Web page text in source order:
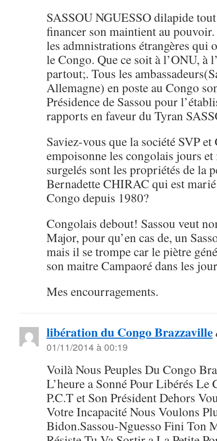
SASSOU NGUESSO dilapide
financer son maintient au
les admnistrations étrangères qui
le Congo. Que ce soit à l’ONU,
partout;. Tous les
Allemagne) en poste au Congo
Présidence de Sassou pour
rapports en faveur du Tyran
Saviez-vous que la société SVP
empoisonne les congolais jours
surgelés sont les propriétés de la
Bernadette CHIRAC qui est
Congo depuis 1980?
Congolais debout! Sassou veut
Major, pour qu’en cas de, un
mais il se trompe car le piètre
son maitre Campaoré dans les
Mes encourragements.
libération du Congo Brazzaville
01/11/2014 à 00:19
Voilà Nous Peuples Du Congo
L’heure a Sonné Pour Libérés
P.C.T et Son Président Dehors
Votre Incapacité Nous Voulons
Bidon.Sassou-Nguesso Fini Ton